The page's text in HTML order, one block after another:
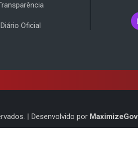
Diário Oficial
| Desenvolvido por MaximizeGov